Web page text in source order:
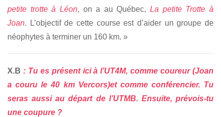
petite trotte à Léon, on a au Québec,La petite Trotte à
Joan. L’objectif de cette course est d’aider un groupe de
néophytes à terminer un 160 km. »
X.B : Tu es présent ici à l’UT4M, comme coureur (Joan
a couru le 40 km Vercors)et comme conférencier. Tu
seras aussi au départ de l’UTMB. Ensuite, prévois-tu
une coupure ?